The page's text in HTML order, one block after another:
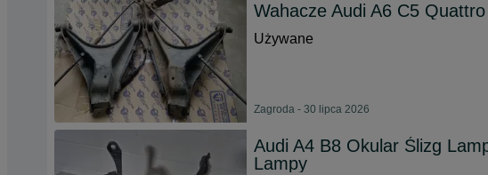
Wahacze Audi A6 C5 Quattro
Używane
Zagroda - 30 lipca 2026
Audi A4 B8 Okular Ślizg
Lampy